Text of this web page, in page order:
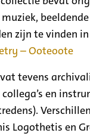
zijn te vinden
– Ooteoote
tevens
en
Logothetis en